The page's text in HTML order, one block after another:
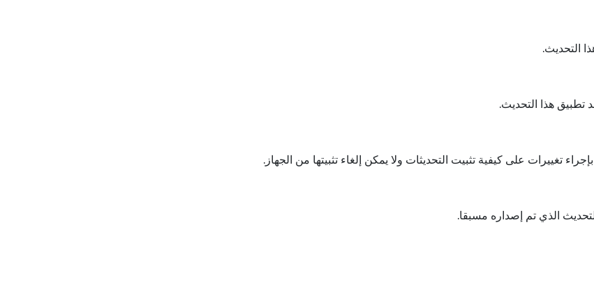
التحديث.
تطبيق هذا التحديث.
الذي تم إصداره مسبقا.